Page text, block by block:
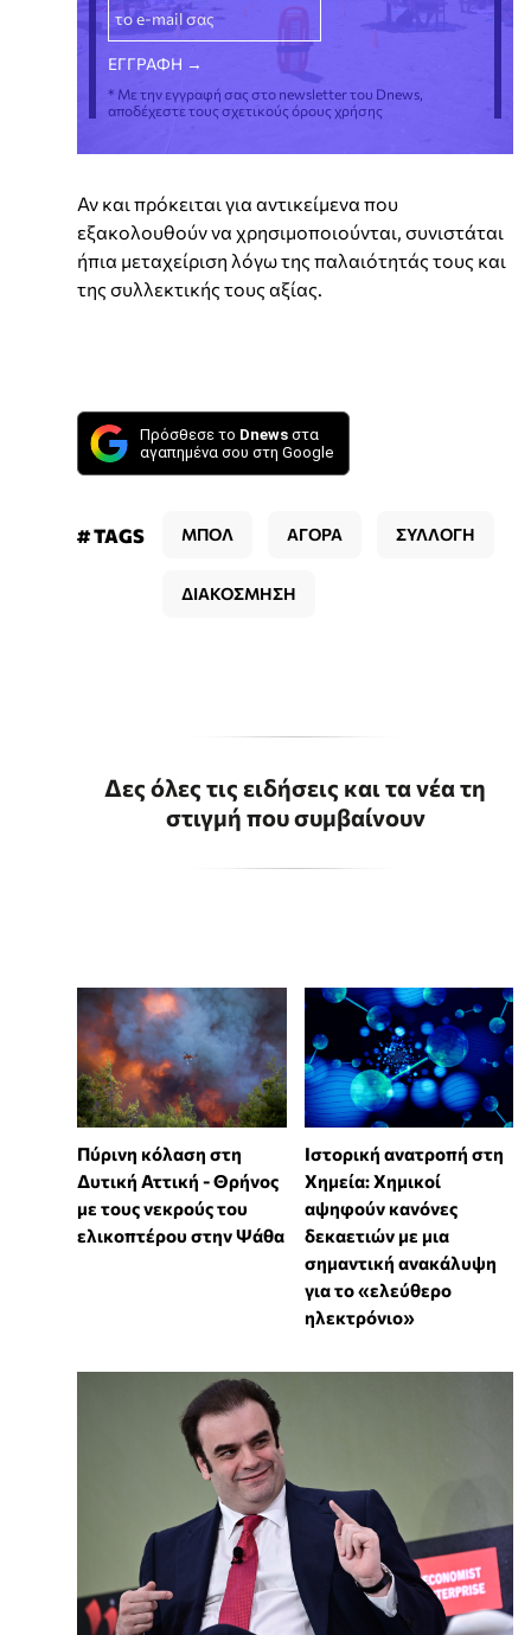
* Με την εγγραφή σας στο newsletter του Dnews,
αποδέχεστε τους σχετικούς όρους χρήσης
Αν και πρόκειται για αντικείμενα που
εξακολουθούν να χρησιμοποιούνται, συνιστάται
ήπια μεταχείριση λόγω της παλαιότητάς τους και
της συλλεκτικής τους αξίας.
Πρόσθεσε το Dnews στα
αγαπημένα σου στη Google
# TAGS ΜΠΟΛ ΑΓΟΡΑ ΣΥΛΛΟΓΗ
ΔΙΑΚΟΣΜΗΣΗ
Δες όλες τις ειδήσεις και τα νέα τη
στιγμή που συμβαίνουν
Πύρινη κόλαση στη
Δυτική Αττική - Θρήνος
με τους νεκρούς του
ελικοπτέρου στην Ψάθα
Ιστορική ανατροπή στη
Χημεία: Χημικοί
αψηφούν κανόνες
δεκαετιών με μια
σημαντική ανακάλυψη
για το «ελεύθερο
ηλεκτρόνιο»